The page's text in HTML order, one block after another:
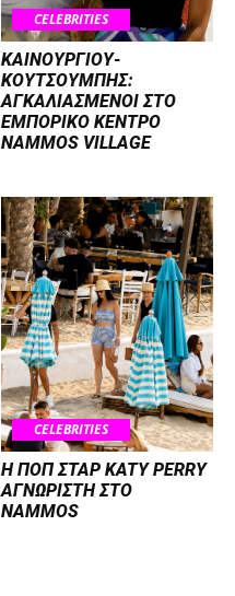
CELEBRITIES
ΚΑΙΝΟΥΡΓΙΟΥ-
ΚΟΥΤΣΟΥΜΠΗΣ:
ΑΓΚΑΛΙΑΣΜΕΝΟΙ ΣΤΟ
ΕΜΠΟΡΙΚΟ ΚΕΝΤΡΟ
NAMMOS VILLAGE
CELEBRITIES
H ΠΟΠ ΣΤΑΡ KATY PERRY
ΑΓΝΩΡΙΣΤΗ ΣΤΟ
NAMMOS